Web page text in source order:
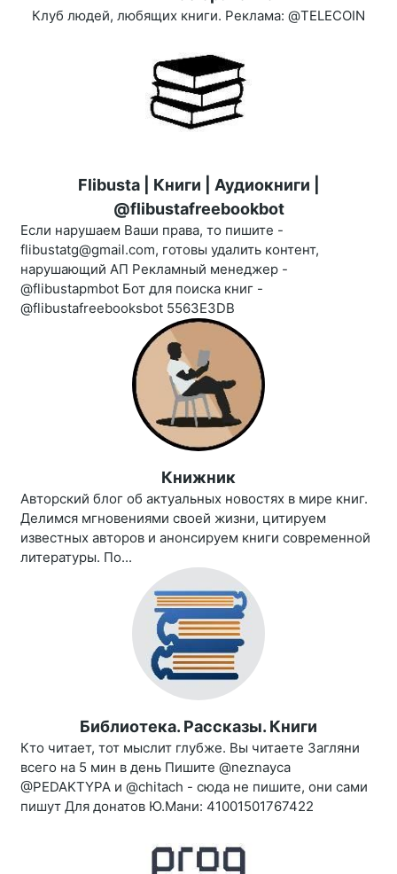
Клуб людей, любящих книги. Реклама: @TELECOIN
Flibusta | Книги | Аудиокниги |
@flibustafreebookbot
Если нарушаем Ваши права, то пишите -
flibustatg@gmail.com, готовы удалить контент,
нарушающий АП Рекламный менеджер -
@flibustapmbot Бот для поиска книг -
@flibustafreebooksbot 5563E3DB
Книжник
Авторский блог об актуальных новостях в мире книг.
Делимся мгновениями своей жизни, цитируем
известных авторов и анонсируем книги современной
литературы. По...
Библиотека. Рассказы. Книги
Кто читает, тот мыслит глубже. Вы читаете Загляни
всего на 5 мин в день Пишите @neznayca
@PEDAKTYPA и @chitach - сюда не пишите, они сами
пишут Для донатов Ю.Мани: 41001501767422